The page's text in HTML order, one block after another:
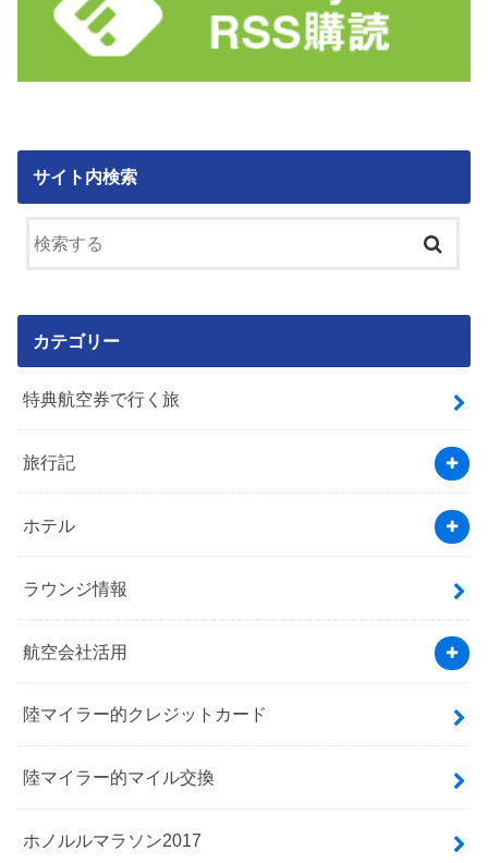
サイト内検索
カテゴリー
特典航空券で行く旅
旅行記
ホテル
ラウンジ情報
航空会社活用
陸マイラー的クレジットカード
陸マイラー的マイル交換
ホノルルマラソン2017